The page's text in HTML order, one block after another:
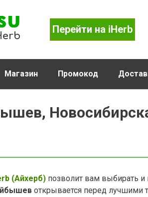
Перейти на iHerb
Магазин Промокод
(Айхерб) позволит вам выбирать и
открывается перед лучшими